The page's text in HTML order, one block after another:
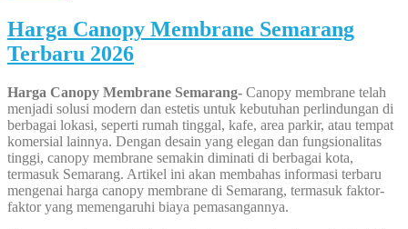
Harga Canopy Membrane Semarang
Terbaru 2026
Harga Canopy Membrane Semarang- Canopy membrane telah
menjadi solusi modern dan estetis untuk kebutuhan perlindungan di
berbagai lokasi, seperti rumah tinggal, kafe, area parkir, atau tempat
komersial lainnya. Dengan desain yang elegan dan fungsionalitas
tinggi, canopy membrane semakin diminati di berbagai kota,
termasuk Semarang. Artikel ini akan membahas informasi terbaru
mengenai harga canopy membrane di Semarang, termasuk faktor-
faktor yang memengaruhi biaya pemasangannya.